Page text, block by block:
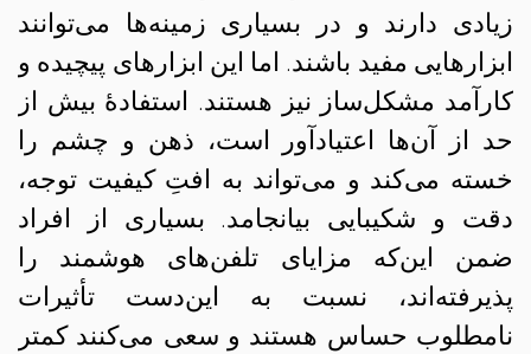
زیادی دارند و در بسیاری زمینه‌ها می‌توانند
ابزارهایی مفید باشند. اما این ابزارهای پیچیده و
کارآمد مشکل‌ساز نیز هستند. استفادهٔ بیش از
حد از آن‌ها اعتیادآور است، ذهن و چشم را
خسته می‌کند و می‌تواند به افتِ کیفیت توجه،
دقت و شکیبایی بیانجامد. بسیاری از افراد
ضمن این‌که مزایای تلفن‌های هوشمند را
پذیرفته‌اند، نسبت به این‌دست تأثیرات
نامطلوب حساس هستند و سعی می‌کنند کمتر